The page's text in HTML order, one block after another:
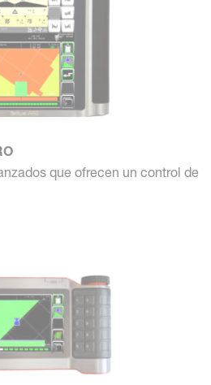
que ofrecen un control de